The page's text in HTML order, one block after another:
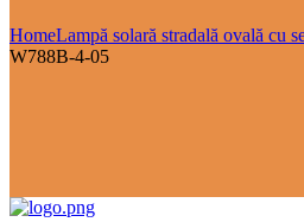
HomeLampă solară stradală ovală cu
W788B-4-05